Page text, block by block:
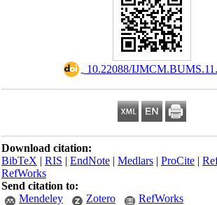
10.22088/
Download citation:
BibTeX|RIS|EndNote|Medlars|ProCite|
RefWorks
Send citation to:
Mendeley
Zotero RefWorks